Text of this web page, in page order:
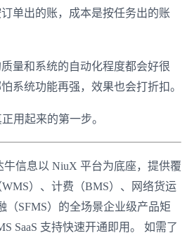
单出的账，成本是按任务出的账
量和系统的自动化程度都会好很
系统功能再强，效果也会打折扣。
用起来的第一步。
牛信息以 NiuX 平台为底座，提供覆
）、计费（BMS）、网络货运
（SFMS）的全场景企业级产品矩
SaaS 支持快速开通即用。 如需了